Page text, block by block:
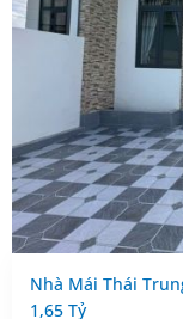
Nhà Mái Thái
1,65 Tỷ